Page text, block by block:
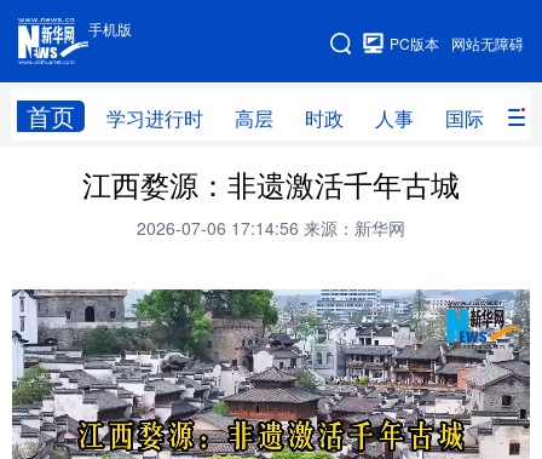
手机版
网站无障碍
PC版本
首页 学习进行时 高层 时政 人事 国际 财
手机版
网站地图
学习进行时 高层 时政 人事
财经 网评
台湾 思客智库 全球连线 教育
科技 科创 量子 体育
文化 书画 健康 军事
访谈 视频 图片 政务
江西婺源：非遗激活千年古城
2026-07-06 17:14:56 来源：新华网